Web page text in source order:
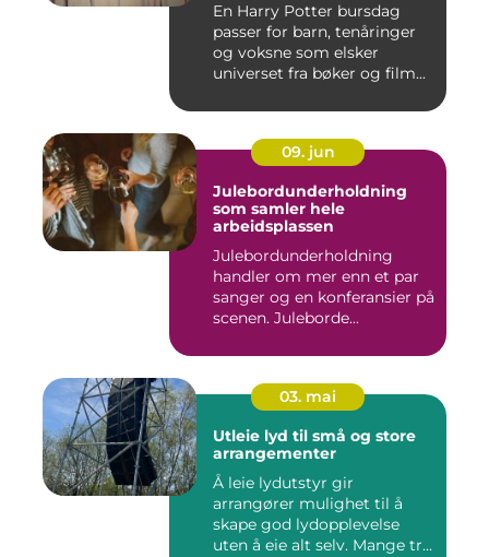
En Harry Potter bursdag
passer for barn, tenåringer
og voksne som elsker
universet fra bøker og film...
09. jun
Julebordunderholdning
som samler hele
arbeidsplassen
Julebordunderholdning
handler om mer enn et par
sanger og en konferansier på
scenen. Juleborde...
03. mai
Utleie lyd til små og store
arrangementer
Å leie lydutstyr gir
arrangører mulighet til å
skape god lydopplevelse
uten å eie alt selv. Mange tr...